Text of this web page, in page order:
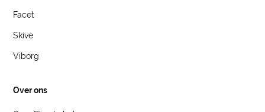
Facet
Skive
Viborg
Over ons